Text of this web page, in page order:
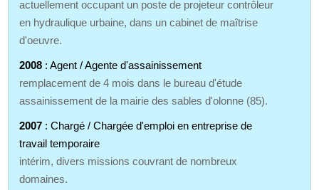
actuellement occupant un poste de projeteur contrôleur
en hydraulique urbaine, dans un cabinet de maîtrise
d'oeuvre.
2008 : Agent / Agente d'assainissement
remplacement de 4 mois dans le bureau d'étude
assainissement de la mairie des sables d'olonne (85).
2007 : Chargé / Chargée d'emploi en entreprise de
travail temporaire
intérim, divers missions couvrant de nombreux
domaines.